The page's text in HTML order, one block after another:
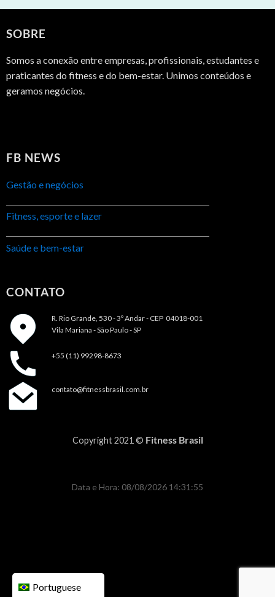
SOBRE
Somos a conexão entre empresas, profissionais, estudantes e
praticantes do fitness e do bem-estar. Unimos conteúdos e
geramos negócios.
FB NEWS
Gestão e negócios
Fitness, esporte e lazer
Saúde e bem-estar
CONTATO
R. Rio Grande, 530 - 3º Andar - CEP 04018-001
Vila Mariana - São Paulo - SP
+55 (11) 99298-8673
contato@fitnessbrasil.com.br
Copyright 2021 © Fitness Brasil
Data e Hora: 08/08/2026 14:31:55
Portuguese